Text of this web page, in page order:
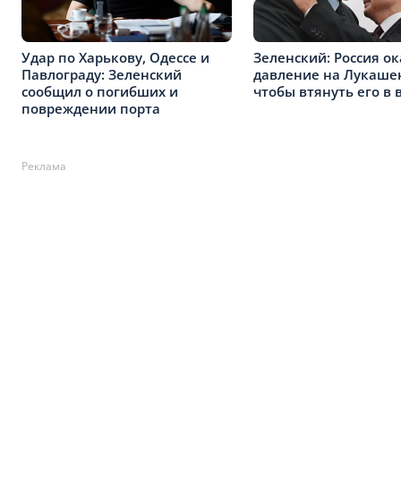
Удар по Харькову, Одессе и
Павлограду: Зеленский
сообщил о погибших и
повреждении порта
Зеленский: Россия
давление на
чтобы втянуть его в
Реклама